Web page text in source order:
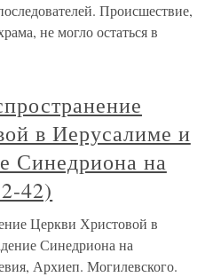
Происшествие,
не могло остаться в
в Иерусалиме и
Синедриона на
42)
Церкви Христовой в
Синедриона на
Архиеп. Могилевского.